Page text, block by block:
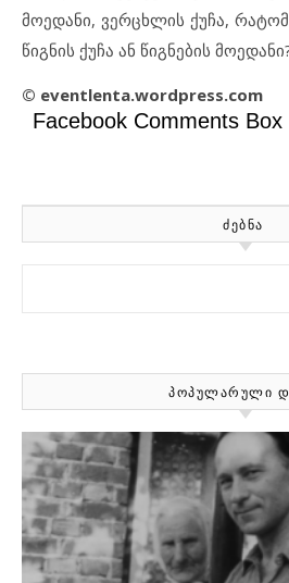
მოედანი, ვერცხლის ქუჩა,
წიგნის ქუჩა ან წიგნების
© eventlenta.wordpress.com
Facebook Comments Box
ᲫᲔᲑᲜᲐ
ᲞᲝᲞᲣᲚᲐᲠᲣᲚᲘ